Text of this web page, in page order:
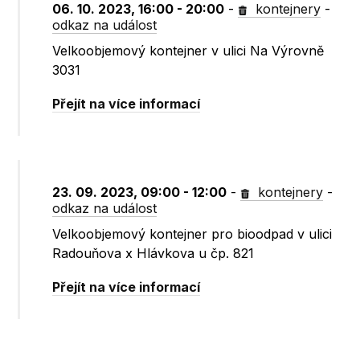
06. 10. 2023, 16:00 - 20:00 - kontejnery -
odkaz na událost
Velkoobjemový kontejner v ulici Na Výrovně
3031
Přejít na více informací
23. 09. 2023, 09:00 - 12:00 - kontejnery -
odkaz na událost
Velkoobjemový kontejner pro bioodpad v ulici
Radouňova x Hlávkova u čp. 821
Přejít na více informací